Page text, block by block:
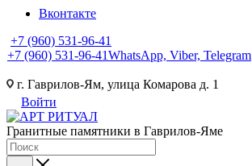
Вконтакте
+7 (960) 531-96-41
+7 (960) 531-96-41WhatsApp, Viber, Telegram
г. Гаврилов-Ям, улица Комарова д. 1
Войти
Гранитные памятники в Гаврилов-Яме